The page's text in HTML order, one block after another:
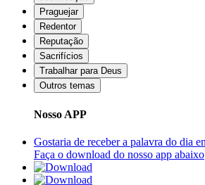
Praguejar
Redentor
Reputação
Sacrifícios
Trabalhar para Deus
Outros temas
Nosso APP
Gostaria de receber a palavra do dia
Faça o download do nosso app abaixo